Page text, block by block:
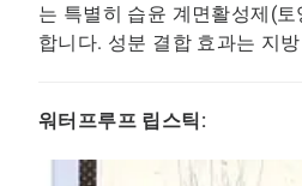
는 특별히 습윤 계면활성제(
합니다. 성분 결합 효과는 지
워터프루프 립스틱: